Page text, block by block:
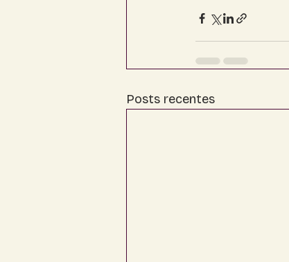
Posts recentes